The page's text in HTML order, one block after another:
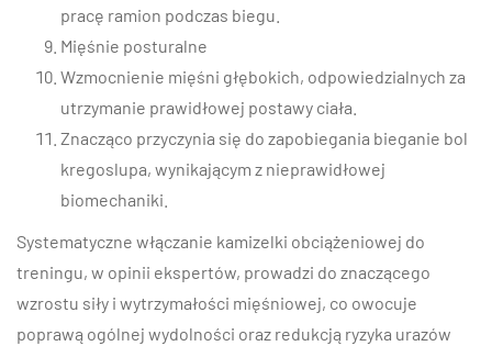
pracę ramion podczas biegu.
Mięśnie posturalne
Wzmocnienie mięśni głębokich, odpowiedzialnych za
utrzymanie prawidłowej postawy ciała.
Znacząco przyczynia się do zapobiegania bieganie bol
kregoslupa, wynikającym z nieprawidłowej
biomechaniki.
Systematyczne włączanie kamizelki obciążeniowej do
treningu, w opinii ekspertów, prowadzi do znaczącego
wzrostu siły i wytrzymałości mięśniowej, co owocuje
poprawą ogólnej wydolności oraz redukcją ryzyka urazów